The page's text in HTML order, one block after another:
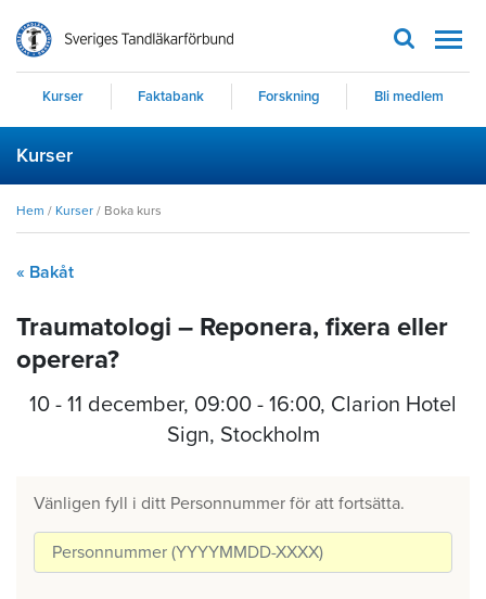
Kurser Faktabank Forskning Bli medlem
Kurser
Hem / Kurser / Boka kurs
« Bakåt
Traumatologi – Reponera, fixera eller
operera?
10 - 11 december, 09:00 - 16:00, Clarion Hotel
Sign, Stockholm
Vänligen fyll i ditt Personnummer för att fortsätta.